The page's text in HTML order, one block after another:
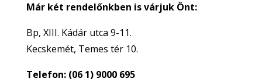
Már két rendelőnkben is várjuk Önt:
Bp, XIII. Kádár utca 9-11.
Kecskemét, Temes tér 10.
Telefon: (06 1) 9000 695